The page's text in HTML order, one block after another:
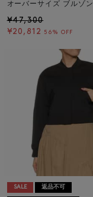
オーバーサイズ ブルゾン
¥47,300
¥20,812
56% OFF
SALE 返品不可